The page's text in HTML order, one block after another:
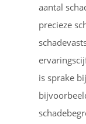
aantal
precieze
is sprake